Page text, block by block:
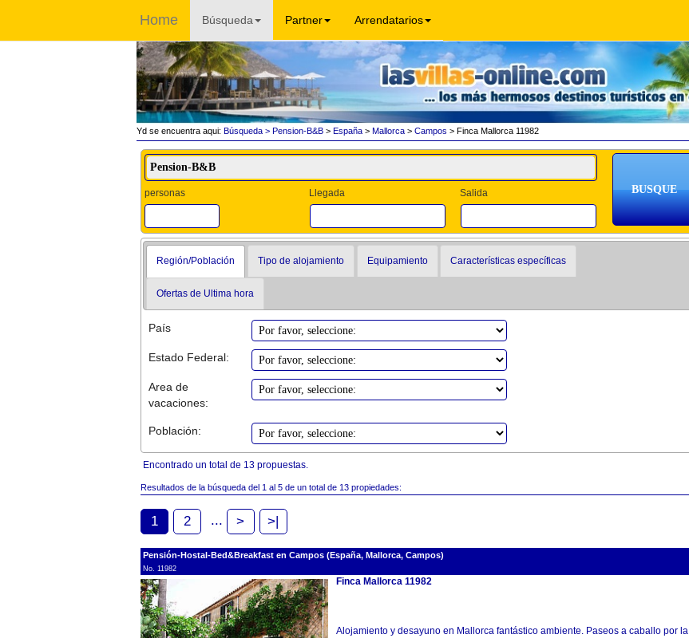
Home Búsqueda Partner Arrendatarios
Yd se encuentra aqui: Búsqueda> Pension-B&B> España> Mallorca> Campos > Finca Mallorca 11982
personas Llegada Salida
Región/Población Tipo de alojamiento Equipamiento Características específicas
Ofertas de Ultima hora
País
Estado Federal:
Area de
vacaciones:
Población:
Encontrado un total de 13 propuestas.
Resultados de la búsqueda del 1 al 5 de un total de 13 propiedades:
1 2 ... > >|
Pensión-Hostal-Bed&Breakfast en Campos (España, Mallorca, Campos)
No. 11982
Finca Mallorca 11982
Alojamiento y desayuno en Mallorca fantástico ambiente. Paseos a caballo por la